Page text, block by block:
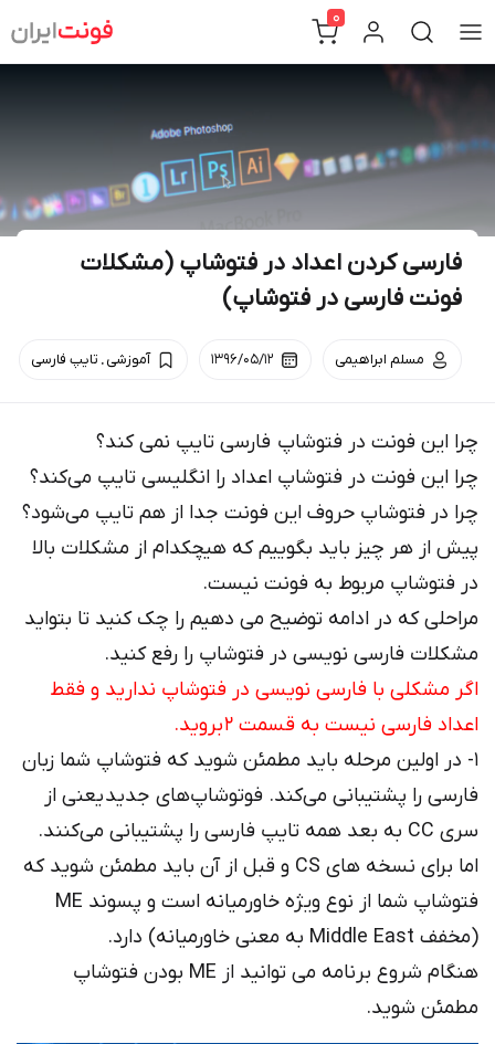
to
content
0
فارسی کردن اعداد در فتوشاپ (مشکلات
فونت فارسی در فتوشاپ)
مسلم ابراهیمی ۱۳۹۶/۰۵/۱۲ آموزشی. تایپ فارسی
چرا این فونت در فتوشاپ فارسی تایپ نمی کند؟
چرا این فونت در فتوشاپ اعداد را انگلیسی تایپ می‌کند؟
چرا در فتوشاپ حروف این فونت جدا از هم تایپ می‌شود؟
پیش از هر چیز باید بگوییم که هیچکدام از مشکلات بالا
در فتوشاپ مربوط به فونت نیست.
مراحلی که در ادامه توضیح می دهیم را چک کنید تا بتواید
مشکلات فارسی نویسی در فتوشاپ را رفع کنید.
اگر مشکلی با فارسی نویسی در فتوشاپ ندارید و فقط
اعداد فارسی نیست به قسمت ۲ بروید.
۱- در اولین مرحله باید مطمئن شوید که فتوشاپ شما زبان
فارسی را پشتیبانی می‌کند. فوتوشاپ‌های جدید یعنی از
سری CC به بعد همه تایپ فارسی را پشتیبانی می‌کنند.
اما برای نسخه های CS و قبل از آن باید مطمئن شوید که
فتوشاپ شما از نوع ویژه خاورمیانه است و پسوند ME
(مخفف Middle East به معنی خاورمیانه) دارد.
هنگام شروع برنامه می توانید از ME بودن فتوشاپ
مطمئن شوید.